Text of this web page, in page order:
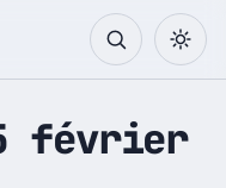
culture
février